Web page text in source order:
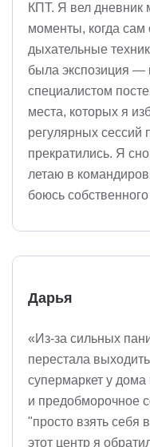
КПТ. Я вел дневник
моменты, когда сам
дыхательные
была экспозиция —
специалистом
места, которых я
регулярных сессий
прекратились. Я
летаю в
боюсь собственного
Дарья
«Из-за сильных
перестала
супермаркет у
и предобморочное
"просто взять себя
этот центр я